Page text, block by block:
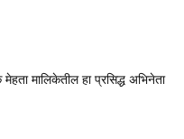
मालिकेतील हा प्रसिद्ध अभिनेता